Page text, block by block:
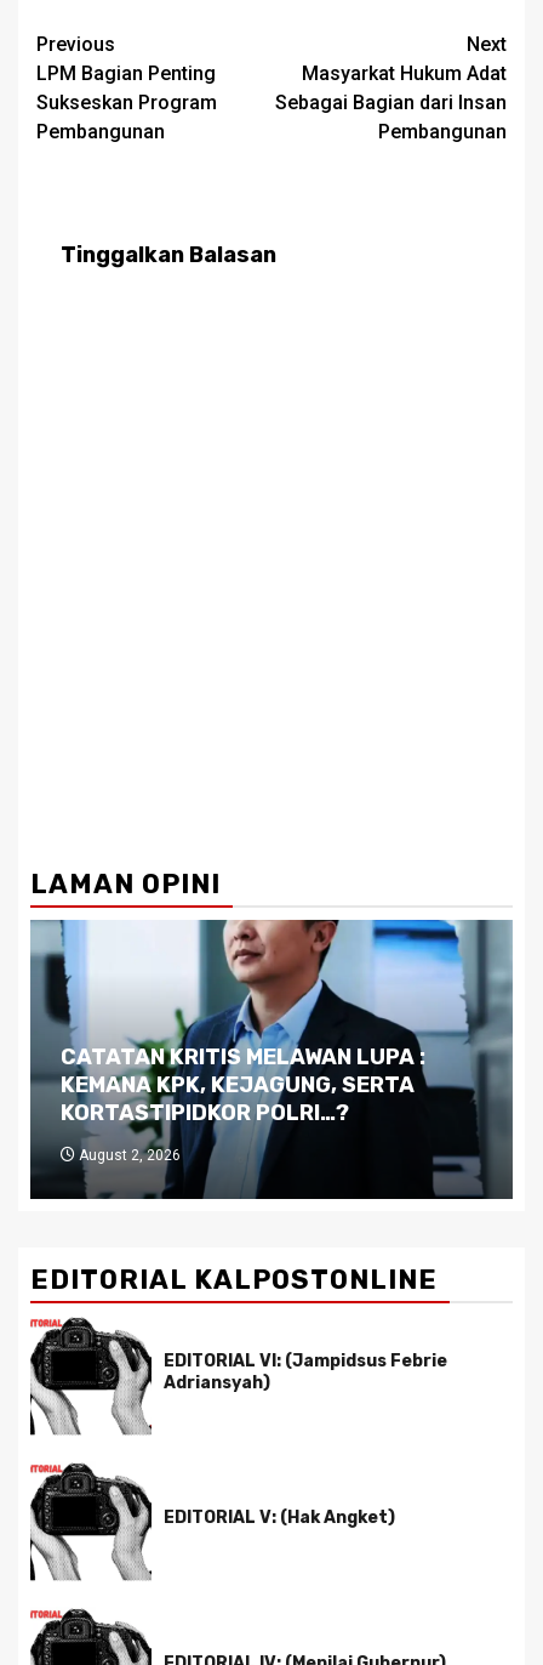
Post
navigation
Previous
LPM Bagian Penting
Sukseskan Program
Pembangunan
Next
Masyarkat Hukum Adat
Sebagai Bagian dari Insan
Pembangunan
Tinggalkan Balasan
LAMAN OPINI
Dilema Kaltim di Tengah Krisis:
Kutukan Sumber Daya Alam dan
Pemimpin yang Tak Kreatif
July 29, 2026
EDITORIAL KALPOSTONLINE
EDITORIAL VI: (Jampidsus Febrie
Adriansyah)
EDITORIAL V: (Hak Angket)